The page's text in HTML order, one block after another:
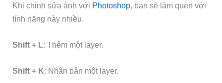
Khi chỉnh sửa ảnh với Photoshop, bạn sẽ làm quen với
tính năng này nhiều.
Shift + L: Thêm một layer.
Shift + K: Nhân bản một layer.